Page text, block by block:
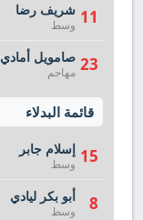
11 شريف رضا
وسط
23 صامويل أمادي
مهاجم
قائمة البدلاء
15 إسلام جابر
وسط
8 أبو بكر ليادي
وسط